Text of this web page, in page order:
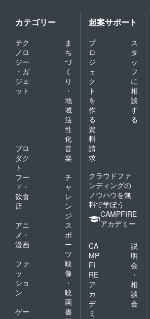
カテゴリー
テク
ノロ
ジー
・ガ
ジェ
ット
ま
ち
づ
く
り
・
地
域
活
性
化
プロ
ダク
ト
音
楽
フー
ド・
飲食
店
チ
ャ
レ
ン
ジ
アニ
メ・
漫画
ス
ポ
ー
ツ
ファ
ッ
ショ
ン
映
像
・
映
画
ゲー
書
起案サポート
プ
ロ
ジ
ェ
ク
ト
を
作
る
ス
タ
ッ
フ
に
相
談
す
る
資
料
請
求
クラウドファ
ンディングの
ノウハウを無
料で学ぼう
CAMPFIRE
アカデミー
CA
MP
FI
RE
ア
カ
デ
ミ
説
明
会
・
相
談
会